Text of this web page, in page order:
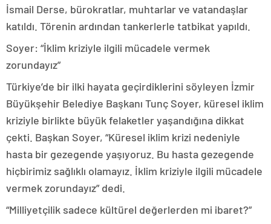
İsmail Derse, bürokratlar, muhtarlar ve vatandaşlar
katıldı. Törenin ardından tankerlerle tatbikat yapıldı.
Soyer: “İklim kriziyle ilgili mücadele vermek
zorundayız”
Türkiye’de bir ilki hayata geçirdiklerini söyleyen İzmir
Büyükşehir Belediye Başkanı Tunç Soyer, küresel iklim
kriziyle birlikte büyük felaketler yaşandığına dikkat
çekti. Başkan Soyer, “Küresel iklim krizi nedeniyle
hasta bir gezegende yaşıyoruz. Bu hasta gezegende
hiçbirimiz sağlıklı olamayız. İklim kriziyle ilgili mücadele
vermek zorundayız” dedi.
“Milliyetçilik sadece kültürel değerlerden mi ibaret?”